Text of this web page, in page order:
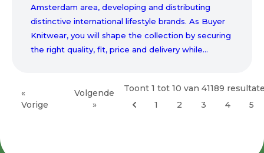
Amsterdam area, developing and distributing
distinctive international lifestyle brands. As Buyer
Knitwear, you will shape the collection by securing
the right quality, fit, price and delivery while...
«
Vorige
Volgende
»
Toont 1 tot 10 van 41189
1
2 3 4 5